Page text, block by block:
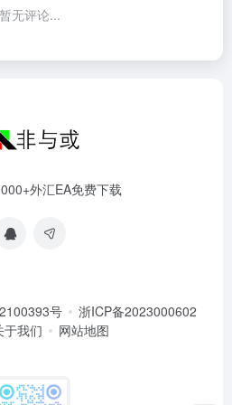
暂无评论...
外汇EA免费下载
号
浙ICP备2023000602
于我们 网站地图